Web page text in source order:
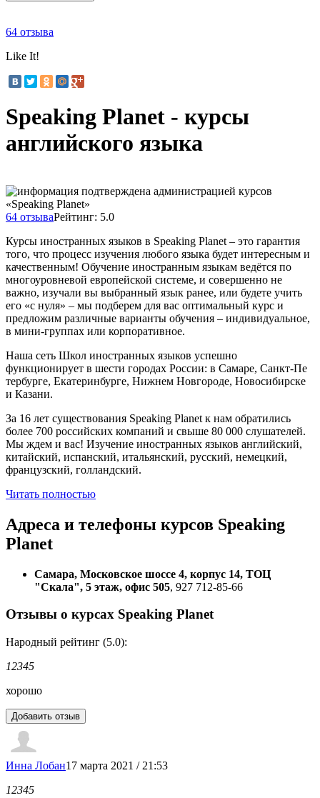
64 отзыва
Like It!
Speaking Planet - курсы
английского языка
64 отзываРейтинг: 5.0
Курсы иностранных языков в Speaking Planet – это гарантия
того, что процесс изучения любого языка будет интересным и
качественным! Обучение иностранным языкам ведётся по
многоуровневой европейской системе, и совершенно не
важно, изучали вы выбранный язык ранее, или будете учить
его «с нуля» – мы подберем для вас оптимальный курс и
предложим различные варианты обучения – индивидуальное,
в мини-группах или корпоративное.
Наша сеть Школ иностранных языков успешно
функционирует в шести городах России: в Самаре, Санкт-Пе
тербурге, Екатеринбурге, Нижнем Новгороде, Новосибирске
и Казани.
За 16 лет существования Speaking Planet к нам обратились
более 700 российских компаний и свыше 80 000 слушателей.
Мы ждем и вас! Изучение иностранных языков английский,
китайский, испанский, итальянский, русский, немецкий,
французский, голландский.
Читать полностью
Адреса и телефоны курсов Speaking
Planet
Самара, Московское шоссе 4, корпус 14, ТОЦ
"Скала", 5 этаж, офис 505, 927 712-85-66
Отзывы о курсах Speaking Planet
Народный рейтинг (5.0):
12345
хорошо
Инна Лобан17 марта 2021 / 21:53
12345